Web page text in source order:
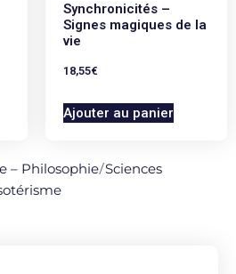
Synchronicités –
Signes magiques de la
vie
18,55€
Ajouter au panier
– Philosophie/Sciences